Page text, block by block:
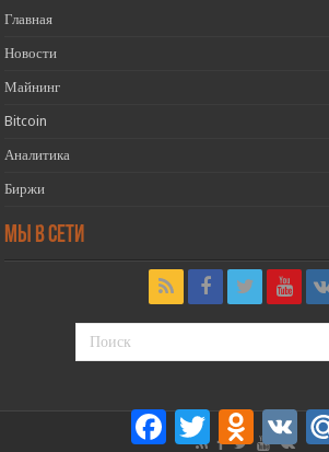
Главная
Новости
Майнинг
Bitcoin
Аналитика
Биржи
Мы в сети
FacebookTwitter VK